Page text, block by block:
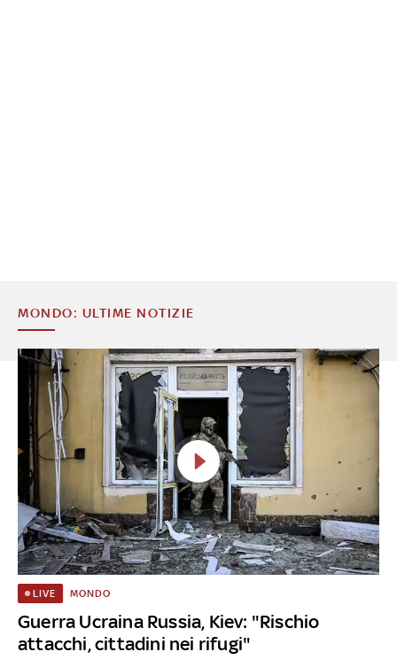
MONDO: ULTIME NOTIZIE
Guerra Ucraina Russia, Kiev: "Rischio
attacchi, cittadini nei rifugi"
LIVE MONDO